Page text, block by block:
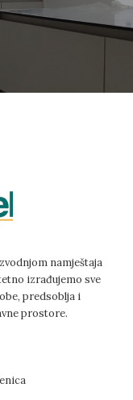
namještaja
izrađujemo sve
predsoblja i
prostore.